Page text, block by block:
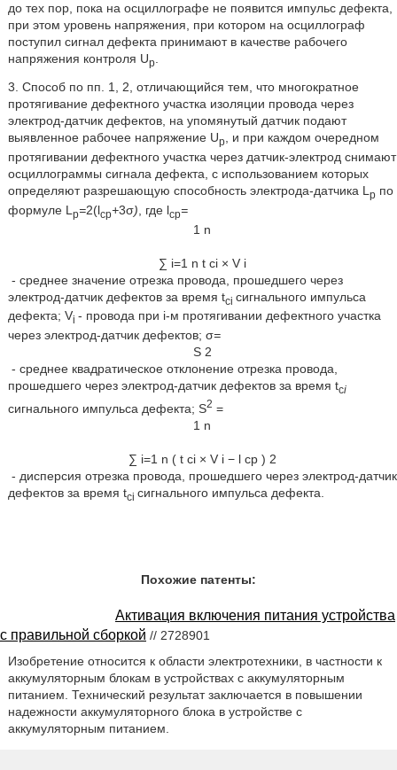
до тех пор, пока на осциллографе не появится импульс дефекта,
при этом уровень напряжения, при котором на осциллограф
поступил сигнал дефекта принимают в качестве рабочего
напряжения контроля Uр.
3. Способ по пп. 1, 2, отличающийся тем, что многократное
протягивание дефектного участка изоляции провода через
электрод-датчик дефектов, на упомянутый датчик подают
выявленное рабочее напряжение Uр
, и при каждом очередном
протягивании дефектного участка через датчик-электрод снимают
осциллограммы сигнала дефекта, с использованием которых
определяют разрешающую способность электрода-датчика L p по
формуле L p=2(lcp+3σ) , где lcp=
1 n
∑ i=1 n t ci × V i
- среднее значение отрезка провода, прошедшего через
электрод-датчик дефектов за время tci сигнального импульса
дефекта; Vi - провода при i-м протягивании дефектного участка
через электрод-датчик дефектов; σ=
S 2
- среднее квадратическое отклонение отрезка провода,
прошедшего через электрод-датчик дефектов за время tci
сигнального импульса дефекта; S2 =
1 n
∑ i=1 n ( t ci × V i − l cp ) 2
- дисперсия отрезка провода, прошедшего через электрод-датчик
дефектов за время tci сигнального импульса дефекта.
Похожие патенты:
Активация включения питания устройства
с правильной сборкой // 2728901
Изобретение относится к области электротехники, в частности к
аккумуляторным блокам в устройствах с аккумуляторным
питанием. Технический результат заключается в повышении
надежности аккумуляторного блока в устройстве с
аккумуляторным питанием.